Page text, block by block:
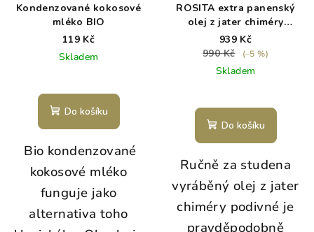
Kondenzované kokosové
mléko BIO
119 Kč
Skladem
Do košíku
Bio kondenzované
kokosové mléko
funguje jako
alternativa toho
ROSITA extra panenský
olej z jater chiméry
podivné, 90 kapslí
939 Kč
990 Kč
(–5 %)
Skladem
Do košíku
Ručně za studena
vyráběný olej z jater
chiméry podivné je
pravděpodobně